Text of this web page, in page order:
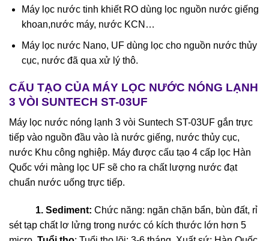
Máy lọc nước tinh khiết RO dùng lọc nguồn nước giếng
khoan,nước máy, nước KCN…
Máy lọc nước Nano, UF dùng lọc cho nguồn nước thủy
cục, nước đã qua xử lý thô.
CẤU TẠO CỦA MÁY LỌC NƯỚC NÓNG LẠNH
3 VÒI SUNTECH ST-03UF
Máy lọc nước nóng lạnh 3 vòi Suntech ST-03UF gắn trực
tiếp vào nguồn đầu vào là nước giếng, nước thủy cục,
nước Khu công nghiệp. Máy được cấu tạo 4 cấp lọc Hàn
Quốc với màng lọc UF sẽ cho ra chất lượng nước đạt
chuẩn nước uống trực tiếp.
1. Sediment: ​ Chức năng: ngăn chặn bẩn, bùn đất, rỉ
sét tạp chất lơ lửng trong nước có kích thước lớn hơn 5